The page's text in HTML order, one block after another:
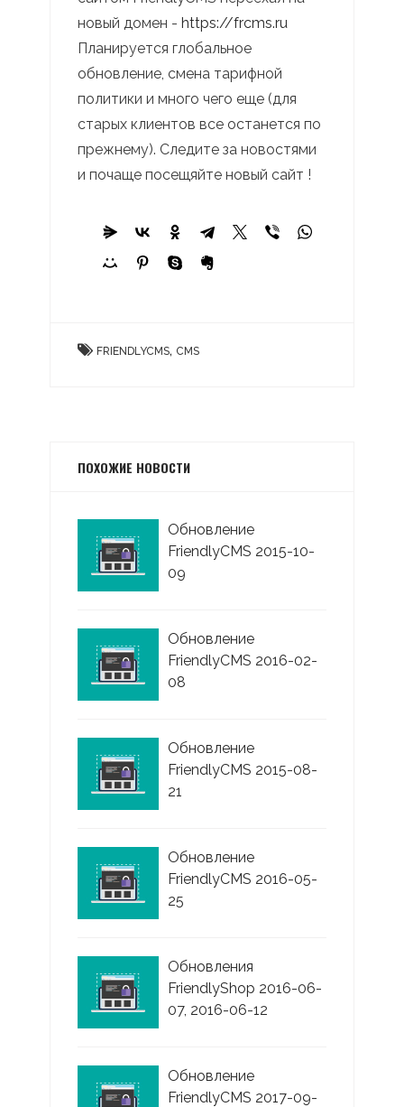
новый домен - https://frcms.ru
Планируется глобальное
обновление, смена тарифной
политики и много чего еще (для
старых клиентов все останется по
прежнему). Следите за новостями
и почаще посещяйте новый сайт !
FRIENDLYCMS, CMS
ПОХОЖИЕ НОВОСТИ
Обновление
FriendlyCMS 2015-10-
09
Обновление
FriendlyCMS 2016-02-
08
Обновление
FriendlyCMS 2015-08-
21
Обновление
FriendlyCMS 2016-05-
25
Обновления
FriendlyShop 2016-06-
07, 2016-06-12
Обновление
FriendlyCMS 2017-09-